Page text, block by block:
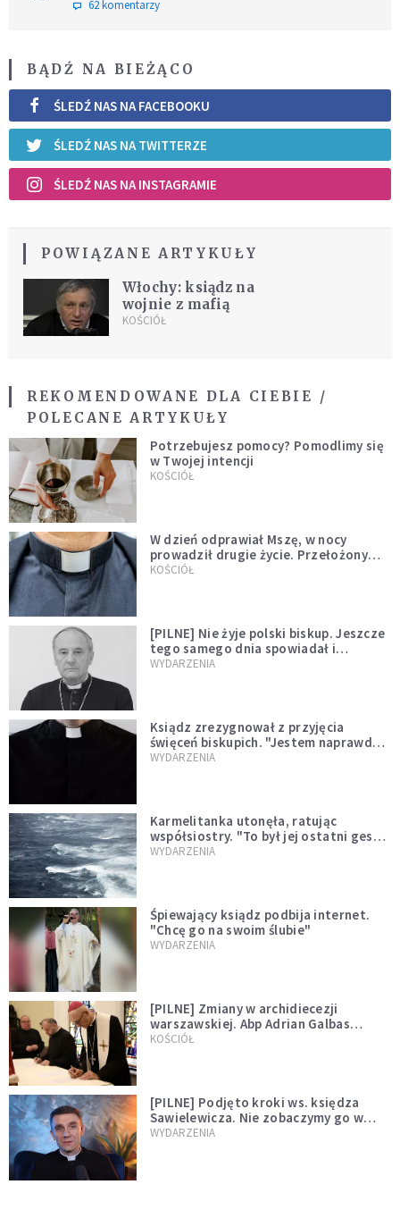
62 komentarzy
BĄDŹ NA BIEŻĄCO
ŚLEDŹ NAS NA FACEBOOKU
ŚLEDŹ NAS NA TWITTERZE
ŚLEDŹ NAS NA INSTAGRAMIE
POWIĄZANE ARTYKUŁY
Włochy: ksiądz na
wojnie z mafią
KOŚCIÓŁ
REKOMENDOWANE DLA CIEBIE /
POLECANE ARTYKUŁY
Potrzebujesz pomocy? Pomodlimy się
w Twojej intencji
KOŚCIÓŁ
W dzień odprawiał Mszę, w nocy
prowadził drugie życie. Przełożony
kazał mu opuścić zakon
KOŚCIÓŁ
[PILNE] Nie żyje polski biskup. Jeszcze
tego samego dnia spowiadał i
sprawował Mszę świętą
WYDARZENIA
Ksiądz zrezygnował z przyjęcia
święceń biskupich. "Jestem naprawdę
niegodny"
WYDARZENIA
Karmelitanka utonęła, ratując
współsiostry. "To był jej ostatni gest
miłości"
WYDARZENIA
Śpiewający ksiądz podbija internet.
"Chcę go na swoim ślubie"
WYDARZENIA
[PILNE] Zmiany w archidiecezji
warszawskiej. Abp Adrian Galbas
wręczył dekrety nowym proboszczom
KOŚCIÓŁ
[PILNE] Podjęto kroki ws. księdza
Sawielewicza. Nie zobaczymy go w
mediach
WYDARZENIA